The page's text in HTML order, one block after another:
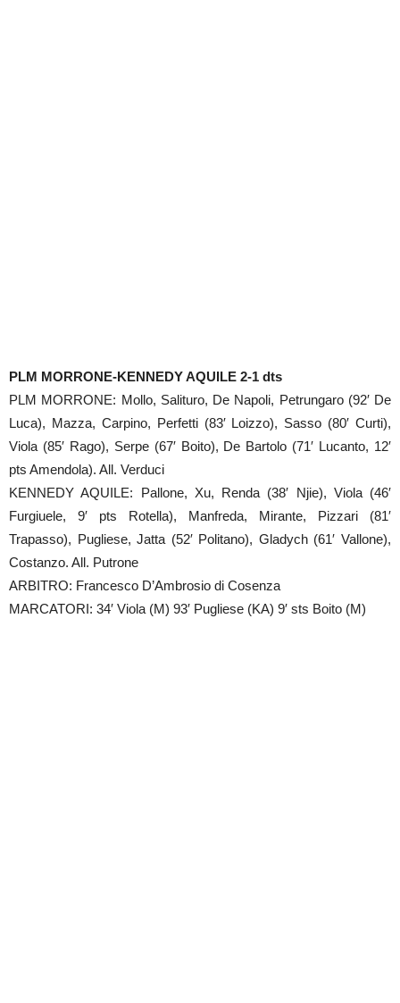
PLM MORRONE-KENNEDY AQUILE 2-1 dts
PLM MORRONE: Mollo, Salituro, De Napoli, Petrungaro (92′ De
Luca), Mazza, Carpino, Perfetti (83′ Loizzo), Sasso (80′ Curti),
Viola (85′ Rago), Serpe (67′ Boito), De Bartolo (71′ Lucanto, 12′
pts Amendola). All. Verduci
KENNEDY AQUILE: Pallone, Xu, Renda (38′ Njie), Viola (46′
Furgiuele, 9′ pts Rotella), Manfreda, Mirante, Pizzari (81′
Trapasso), Pugliese, Jatta (52′ Politano), Gladych (61′ Vallone),
Costanzo. All. Putrone
ARBITRO: Francesco D’Ambrosio di Cosenza
MARCATORI: 34′ Viola (M) 93′ Pugliese (KA) 9′ sts Boito (M)